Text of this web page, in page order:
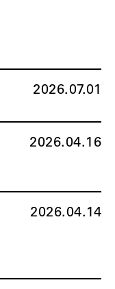
2026.07.01
2026.04.16
2026.04.14